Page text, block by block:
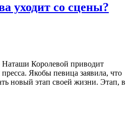
уходит со сцены?
Наташи Королевой приводит
Якобы певица заявила, что
новый этап своей жизни. Этап, в